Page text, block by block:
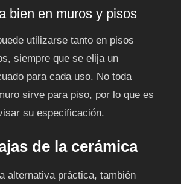
bien en muros y pisos
utilizarse tanto en pisos
siempre que se elija un
para cada uso. No toda
sirve para piso, por lo que es
su especificación.
de la cerámica
alternativa práctica, también